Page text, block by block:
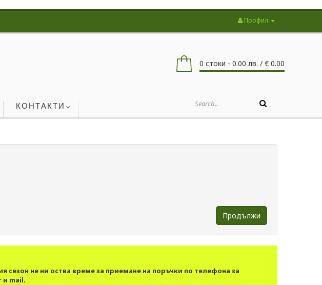
Профил
0 стоки - 0.00 лв. / € 0.00
КОНТАКТИ
Продължи
не ни оства време за приемане на поръчки по телефона за
и mail.